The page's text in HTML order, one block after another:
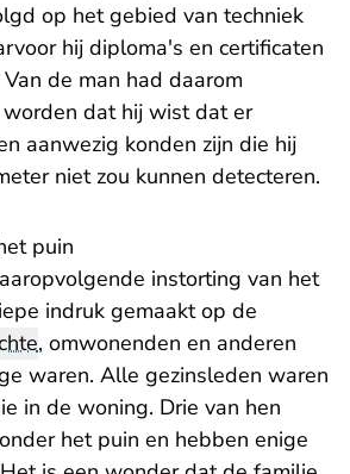
op het gebied van techniek
hij diploma's en certificaten
de man had daarom
dat hij wist dat er
aanwezig konden zijn die hij
niet zou kunnen detecteren.
puin
instorting van het
indruk gemaakt op de
, omwonenden en anderen
waren. Alle gezinsleden waren
in de woning. Drie van hen
het puin en hebben enige